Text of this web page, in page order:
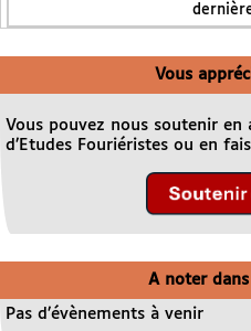
Vous
Vous pouvez nous soutenir en
d’Etudes Fouriéristes ou en
A noter
Pas d’évènements à venir